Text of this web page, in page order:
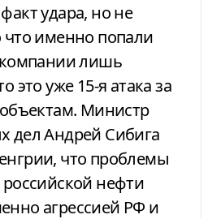
удара, но не
именно попали
лишь
это уже 15-я атака за
Министр
дел Андрей Сибига
что проблемы
нефти
агрессией РФ и